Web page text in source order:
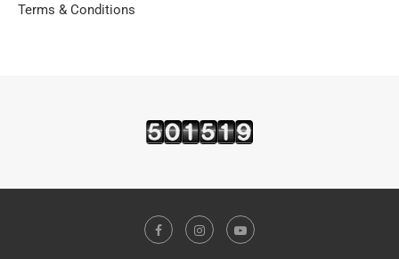
Terms & Conditions